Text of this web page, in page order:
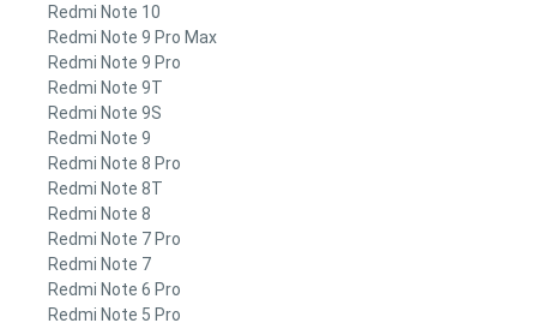
Redmi Note 10
Redmi Note 9 Pro Max
Redmi Note 9 Pro
Redmi Note 9T
Redmi Note 9S
Redmi Note 9
Redmi Note 8 Pro
Redmi Note 8T
Redmi Note 8
Redmi Note 7 Pro
Redmi Note 7
Redmi Note 6 Pro
Redmi Note 5 Pro